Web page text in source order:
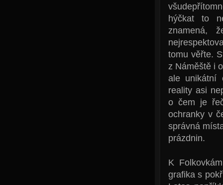
hýčkat to
znamená,
tomu věřte.
z Náměště i
ale unikátní
reality asi
o čem je
ochranky v
správná
prázdnin.
K
grafika s